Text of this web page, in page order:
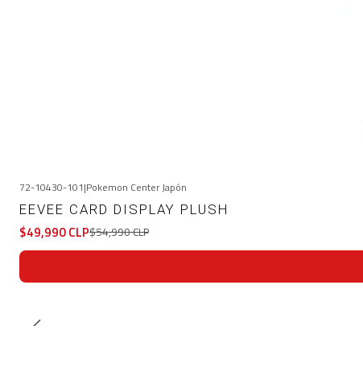
72-10430-101|Pokemon Center Japón
EEVEE CARD DISPLAY PLUSH
$49,990 CLP$54,990 CLP